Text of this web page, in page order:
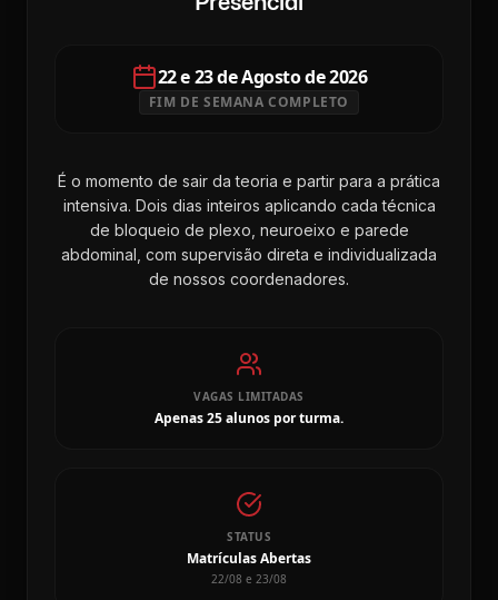
22 e 23 de Agosto de 2026
FIM DE SEMANA COMPLETO
É o momento de sair da teoria e partir para a prática
intensiva. Dois dias inteiros aplicando cada técnica
de bloqueio de plexo, neuroeixo e parede
abdominal, com supervisão direta e individualizada
de nossos coordenadores.
VAGAS LIMITADAS
Apenas 25 alunos por turma.
STATUS
Matrículas Abertas
22/08 e 23/08